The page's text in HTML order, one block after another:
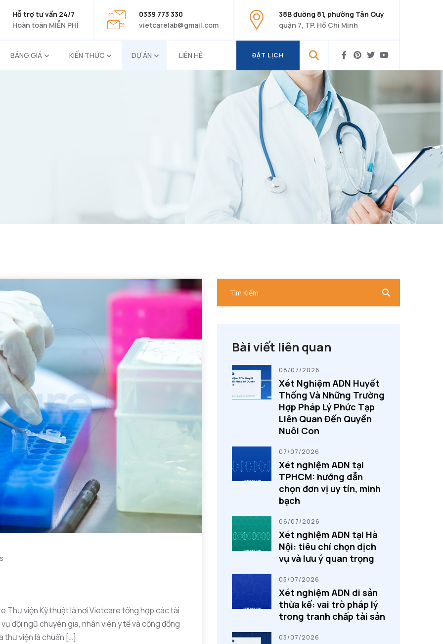
Hỗ trợ tư vấn 24/7
Hoàn toàn MIỄN PHÍ
0339 773 330
vietcarelab@gmail.com
38B đường 81, phường Tân Quy
quận 7, TP. Hồ Chí Minh
BẢNG GIÁ KIẾN THỨC DỰ ÁN LIÊN HỆ
ĐẶT LỊCH
Thư viện Kỹ thuật là nơi Vietcare tổng hợp các tài
đội ngũ chuyên gia, nhân viên y tế và cộng đồng
thư viện là chuẩn […]
Bài viết liên quan
08/07/2026
Xét Nghiệm ADN Huyết
Thống Và Những Trường
Hợp Pháp Lý Phức Tạp
Liên Quan Đến Quyền
Nuôi Con
07/07/2026
Xét nghiệm ADN tại
TPHCM: hướng dẫn
chọn đơn vị uy tín, minh
bạch
06/07/2026
Xét nghiệm ADN tại Hà
Nội: tiêu chí chọn dịch
vụ và lưu ý quan trọng
05/07/2026
Xét nghiệm ADN di sản
thừa kế: vai trò pháp lý
trong tranh chấp tài sản
05/07/2026